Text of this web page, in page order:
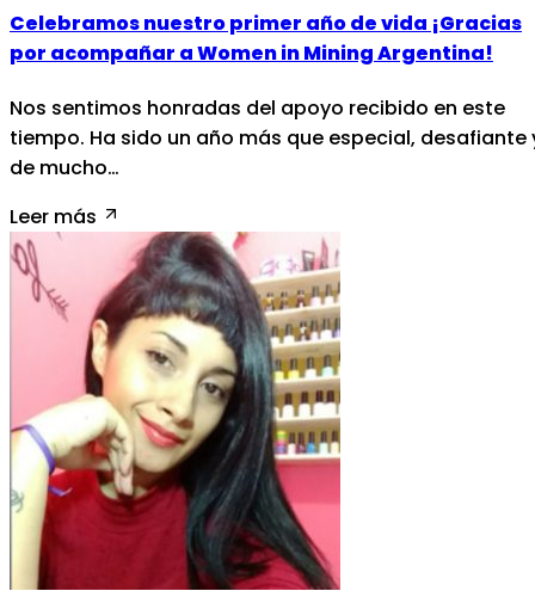
Celebramos nuestro primer año de vida ¡Gracias
por acompañar a Women in Mining Argentina!
Nos sentimos honradas del apoyo recibido en este
tiempo. Ha sido un año más que especial, desafiante
de mucho…
Leer más